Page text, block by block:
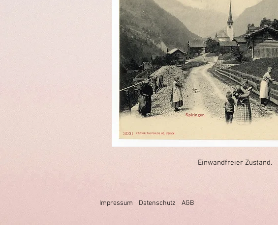
Einwandfreier Zustand.
Impressum Datenschutz AGB